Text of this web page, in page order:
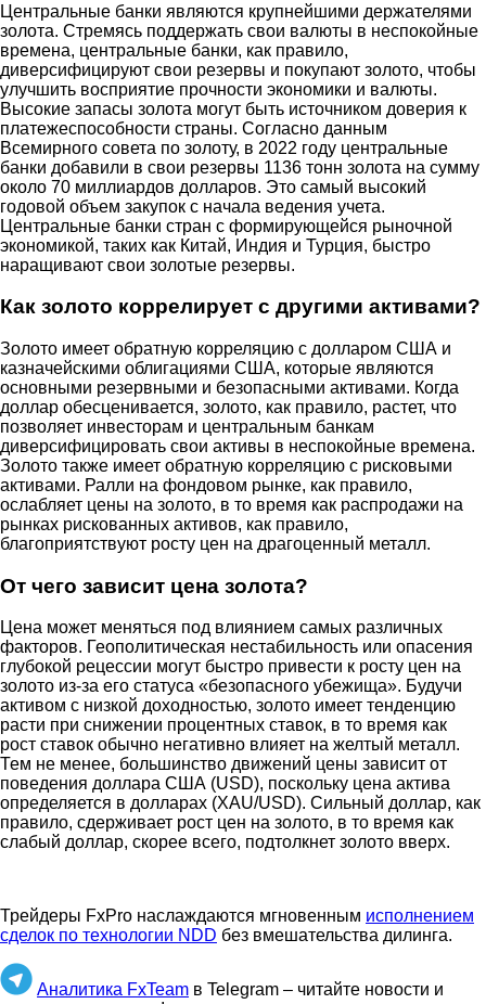
Центральные банки являются крупнейшими держателями
золота. Стремясь поддержать свои валюты в неспокойные
времена, центральные банки, как правило,
диверсифицируют свои резервы и покупают золото, чтобы
улучшить восприятие прочности экономики и валюты.
Высокие запасы золота могут быть источником доверия к
платежеспособности страны. Согласно данным
Всемирного совета по золоту, в 2022 году центральные
банки добавили в свои резервы 1136 тонн золота на сумму
около 70 миллиардов долларов. Это самый высокий
годовой объем закупок с начала ведения учета.
Центральные банки стран с формирующейся рыночной
экономикой, таких как Китай, Индия и Турция, быстро
наращивают свои золотые резервы.
Как золото коррелирует с другими активами?
Золото имеет обратную корреляцию с долларом США и
казначейскими облигациями США, которые являются
основными резервными и безопасными активами. Когда
доллар обесценивается, золото, как правило, растет, что
позволяет инвесторам и центральным банкам
диверсифицировать свои активы в неспокойные времена.
Золото также имеет обратную корреляцию с рисковыми
активами. Ралли на фондовом рынке, как правило,
ослабляет цены на золото, в то время как распродажи на
рынках рискованных активов, как правило,
благоприятствуют росту цен на драгоценный металл.
От чего зависит цена золота?
Цена может меняться под влиянием самых различных
факторов. Геополитическая нестабильность или опасения
глубокой рецессии могут быстро привести к росту цен на
золото из-за его статуса «безопасного убежища». Будучи
активом с низкой доходностью, золото имеет тенденцию
расти при снижении процентных ставок, в то время как
рост ставок обычно негативно влияет на желтый металл.
Тем не менее, большинство движений цены зависит от
поведения доллара США (USD), поскольку цена актива
определяется в долларах (XAU/USD). Сильный доллар, как
правило, сдерживает рост цен на золото, в то время как
слабый доллар, скорее всего, подтолкнет золото вверх.
Трейдеры FxPro наслаждаются мгновенным исполнением
сделок по технологии NDD без вмешательства дилинга.
Аналитика FxTeam в Telegram – читайте новости и